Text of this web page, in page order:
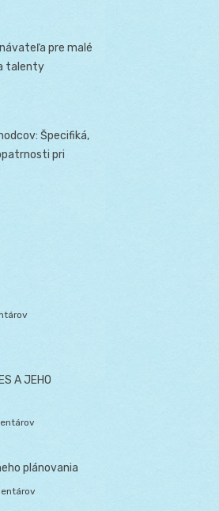
pre malé
talenty
Špecifiká,
pri
A JEHO
plánovania